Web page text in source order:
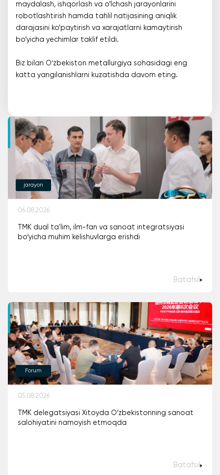
maydalash, ishqorlash va o’lchash jarayonlarini
robotlashtirish hamda tahlil natijasining aniqlik
darajasini ko’paytirish va xarajatlarni kamaytirish
bo‘yicha yechimlar taklif etildi.
Biz bilan Oʻzbekiston metallurgiya sohasidagi eng
katta yangilanishlarni kuzatishda davom eting.
jarayon
06.08.2026
TMK dual ta'lim, ilm-fan va sanoat integratsiyasi
bo‘yicha muhim kelishuvlarga erishdi
Batafsil
Forum
05.08.2026
TMK delegatsiyasi Xitoyda O‘zbekistonning sanoat
salohiyatini namoyish etmoqda
Batafsil